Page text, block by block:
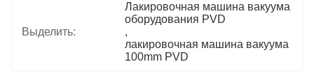
Выделить:
Лакировочная машина вакуума
оборудования PVD
,
лакировочная машина вакуума
100mm PVD